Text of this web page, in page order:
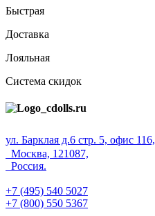
Быстрая
Доставка
Лояльная
Система скидок
ул. Барклая д.6 стр. 5, офис 116,
Москва, 121087,
Россия.
+7 (495) 540 5027
+7 (800) 550 5367